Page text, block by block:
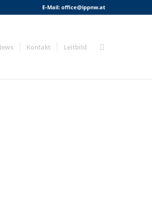
E-Mail:office@ippnw.at
Kontakt Leitbild